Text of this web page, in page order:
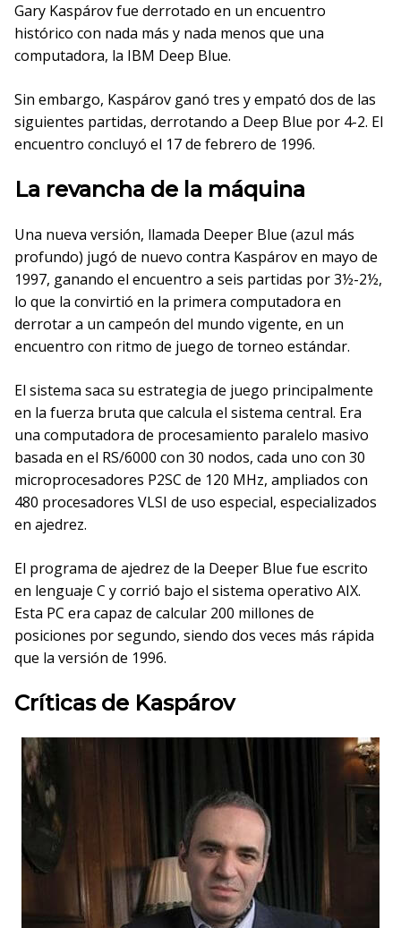
Gary Kaspárov fue derrotado en un encuentro
histórico con nada más y nada menos que una
computadora, la IBM Deep Blue.
Sin embargo, Kaspárov ganó tres y empató dos de las
siguientes partidas, derrotando a Deep Blue por 4-2. El
encuentro concluyó el 17 de febrero de 1996.
La revancha de la máquina
Una nueva versión, llamada Deeper Blue (azul más
profundo) jugó de nuevo contra Kaspárov en mayo de
1997, ganando el encuentro a seis partidas por 3½-2½,
lo que la convirtió en la primera computadora en
derrotar a un campeón del mundo vigente, en un
encuentro con ritmo de juego de torneo estándar.
El sistema saca su estrategia de juego principalmente
en la fuerza bruta que calcula el sistema central. Era
una computadora de procesamiento paralelo masivo
basada en el RS/6000 con 30 nodos, cada uno con 30
microprocesadores P2SC de 120 MHz, ampliados con
480 procesadores VLSI de uso especial, especializados
en ajedrez.
El programa de ajedrez de la Deeper Blue fue escrito
en lenguaje C y corrió bajo el sistema operativo AIX.
Esta PC era capaz de calcular 200 millones de
posiciones por segundo, siendo dos veces más rápida
que la versión de 1996.
Críticas de Kaspárov